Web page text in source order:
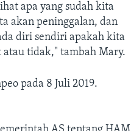
apa yang sudah kita
akan peninggalan, dan
diri sendiri apakah kita
tidak," tambah Mary.
pada 8 Juli 2019.